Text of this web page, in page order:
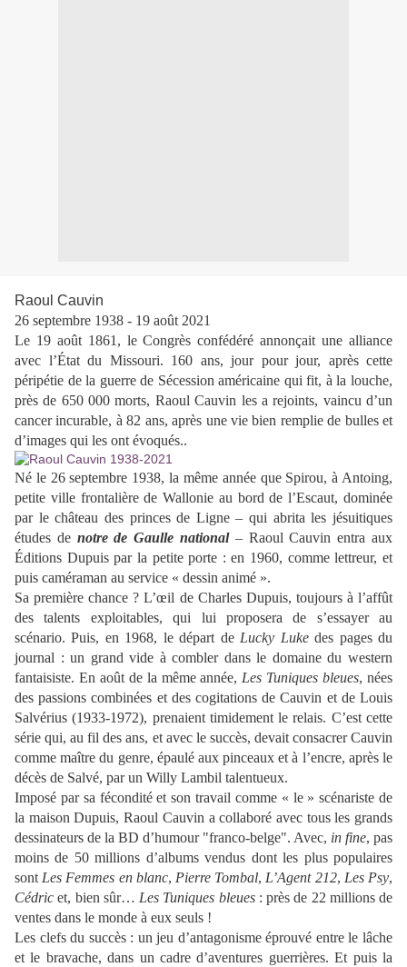
Raoul Cauvin
26 septembre 1938 - 19 août 2021
Le 19 août 1861, le Congrès confédéré annonçait une alliance
avec l’État du Missouri. 160 ans, jour pour jour, après cette
péripétie de la guerre de Sécession américaine qui fit, à la louche,
près de 650 000 morts, Raoul Cauvin les a rejoints, vaincu d’un
cancer incurable, à 82 ans, après une vie bien remplie de bulles et
d’images qui les ont évoqués..
Né le 26 septembre 1938, la même année que Spirou, à Antoing,
petite ville frontalière de Wallonie au bord de l’Escaut, dominée
par le château des princes de Ligne – qui abrita les jésuitiques
études de notre de Gaulle national– Raoul Cauvin entra aux
Éditions Dupuis par la petite porte : en 1960, comme lettreur, et
puis caméraman au service « dessin animé ».
Sa première chance ? L’œil de Charles Dupuis, toujours à l’affût
des talents exploitables, qui lui proposera de s’essayer au
scénario. Puis, en 1968, le départ de Lucky Lukedes pages du
journal : un grand vide à combler dans le domaine du western
fantaisiste. En août de la même année, Les Tuniques bleues, nées
des passions combinées et des cogitations de Cauvin et de Louis
Salvérius (1933-1972), prenaient timidement le relais. C’est cette
série qui, au fil des ans, et avec le succès, devait consacrer Cauvin
comme maître du genre, épaulé aux pinceaux et à l’encre, après le
décès de Salvé, par un Willy Lambil talentueux.
Imposé par sa fécondité et son travail comme « le » scénariste de
la maison Dupuis, Raoul Cauvin a collaboré avec tous les grands
dessinateurs de la BD d’humour "franco-belge". Avec, in fine, pas
moins de 50 millions d’albums vendus dont les plus populaires
sont Les Femmes en blanc, Pierre Tombal, L’Agent 212, Les Psy,
Cédric et, bien sûr… Les Tuniques bleues: près de 22 millions de
ventes dans le monde à eux seuls !
Les clefs du succès : un jeu d’antagonisme éprouvé entre le lâche
et le bravache, dans un cadre d’aventures guerrières. Et puis la